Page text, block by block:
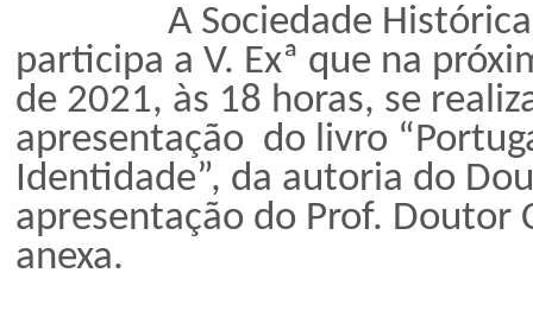
A Sociedade Histórica
participa a V. Exª que na
de 2021, às 18 horas, se
apresentação do livro
Identidade”, da autoria do
apresentação do Prof. Doutor
anexa.